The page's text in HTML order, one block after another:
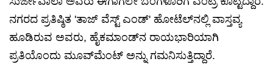
ನಗರದ ಪ್ರತಿಷ್ಠಿತ 'ತಾಜ್ ವೆಸ್ಟ್ ಎಂಡ್' ಹೋಟೆಲ್‌ನಲ್ಲಿ ವಾಸ್ತವ್ಯ
ಹೂಡಿರುವ ಅವರು, ಹೈಕಮಾಂಡ್‌ನ ರಾಯಭಾರಿಯಾಗಿ
ಪ್ರತಿಯೊಂದು ಮೂವ್‌ಮೆಂಟ್ ಅನ್ನು ಗಮನಿಸುತ್ತಿದ್ದಾರೆ.